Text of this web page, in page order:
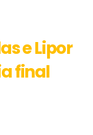
e Lipor
final